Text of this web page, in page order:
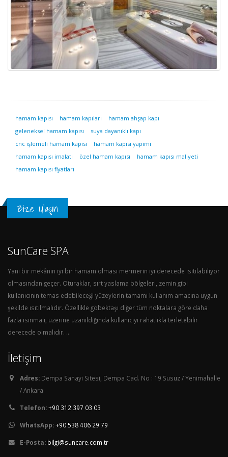
hamam kapısı hamam kapıları
hamam ahşap kapı
geleneksel hamam kapısı
suya dayanıklı kapı
cnc işlemeli hamam kapısı
hamam kapısı yapımı
hamam kapısı imalatı
özel hamam kapısı
hamam kapısı maliyeti
hamam kapısı fiyatları
Bize Ulaşın
SunCare SPA
Yani bir mekânın iyi bir hamam olması mermerin iyi derecede ısıtılabiliyor
olmasından geçer. Oturaklar, sırt yaslama bölgeleri, zemin gibi
kullanıcının temas edebileceği yüzeylerin tamamı kullanım amacına uygun
şekilde ısıtılmalıdır. Özellikle göbektaşı diğer tüm noktalara göre daha
fazla ısınmalı, üzerine uzanıldığında kullanıcıyı rahatlıkla terletebilir
derecede olmalıdır. ...
İletişim
Adres: Dempa Sanayi Sitesi, Dempa Cad. No : 19 Susuz / Yenimahalle
/ Ankara
Telefon:+90 312 397 03 03
WhatsApp:+90 538 406 29 79
E-Posta: bilgi@suncare.com.tr